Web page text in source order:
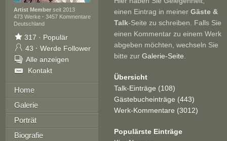
Artist Memberseit 2013
473 Werke · 3457 Kommentare
Deutschland
317 · Populär
43 · Werde Follower
Alle anzeigen
Kontakt
Home
Galerie
Porträt
Biografie
einen Eintrag in meiner Gäste &
Talk-Seite zu schreiben. Falls Sie
einen Kommentar zu einem Werk
abgeben möchten, wechseln Sie
bitte zur Galerie-Seite
Übersicht
Talk-Einträge (108)
Gästebucheinträge (443)
Werk-Kommentare (3012)
Populärste Einträge